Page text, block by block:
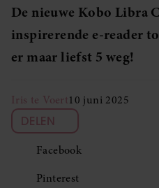
De nieuwe Kobo Libra
inspirerende e-reader
er maar liefst 5 weg!
Iris te Voert10 juni 2025
DELEN
Facebook
Pinterest